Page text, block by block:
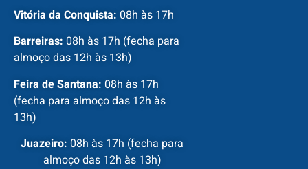
Vitória da Conquista: 08h às 17h
Barreiras: 08h às 17h (fecha para
almoço das 12h às 13h)
Feira de Santana: 08h às 17h
(fecha para almoço das 12h às
13h)
Juazeiro: 08h às 17h (fecha para
almoço das 12h às 13h)